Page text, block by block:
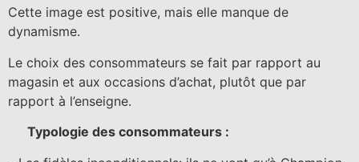
Cette image est positive, mais elle manque de
dynamisme.
Le choix des consommateurs se fait par rapport au
magasin et aux occasions d’achat, plutôt que par
rapport à l’enseigne.
Typologie des consommateurs :